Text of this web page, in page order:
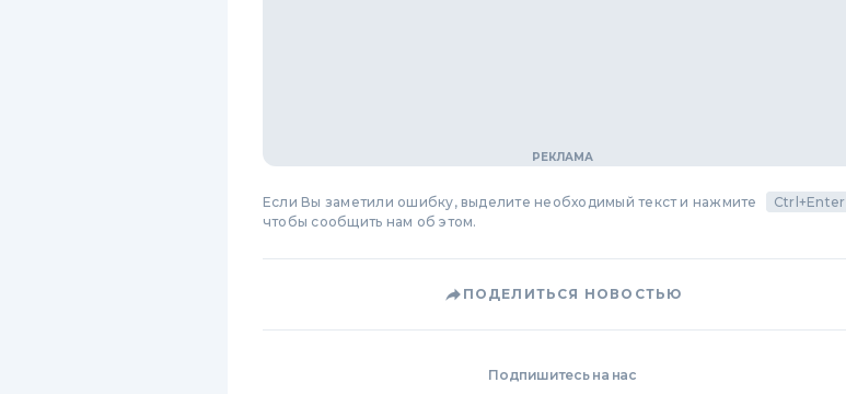
Если Вы заметили ошибку, выделите необходимый текст и нажмите Ctrl+Enter
чтобы сообщить нам об этом.
ПОДЕЛИТЬСЯ НОВОСТЬЮ
Подпишитесь на нас